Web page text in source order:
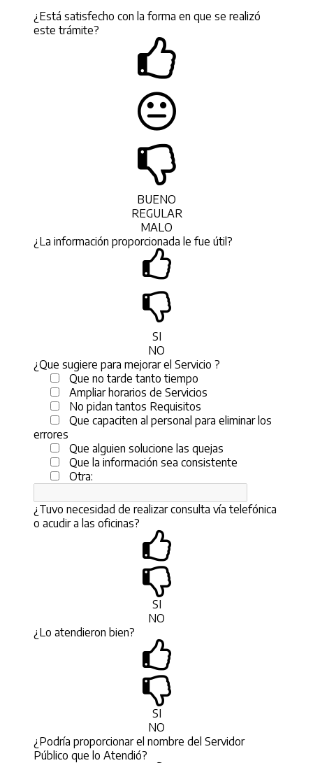
¿Está satisfecho con la forma en que se realizó
este trámite?
BUENO
REGULAR
MALO
¿La información proporcionada le fue útil?
SI
NO
¿Que sugiere para mejorar el Servicio ?
Que no tarde tanto tiempo
Ampliar horarios de Servicios
No pidan tantos Requisitos
Que capaciten al personal para eliminar los
errores
Que alguien solucione las quejas
Que la información sea consistente
Otra:
¿Tuvo necesidad de realizar consulta vía telefónica
o acudir a las oficinas?
SI
NO
¿Lo atendieron bien?
SI
NO
¿Podría proporcionar el nombre del Servidor
Público que lo Atendió?